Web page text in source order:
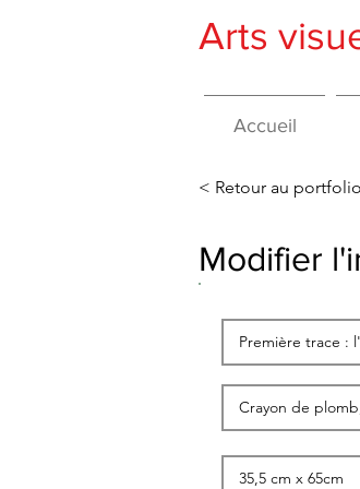
Arts
Accueil
< Retour au portfolio
Modifier